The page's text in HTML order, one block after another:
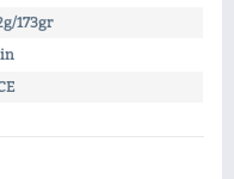
173gr